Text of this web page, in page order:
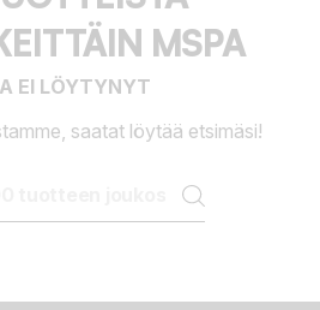
MSPA
EI LÖYTYNYT
saatat löytää etsimäsi!